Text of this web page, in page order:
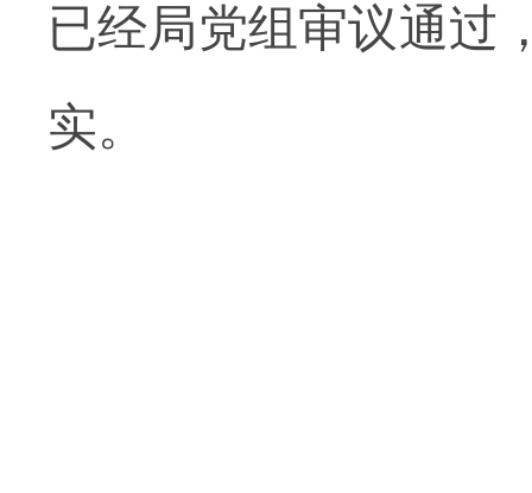
已经局党组审议通过
实。